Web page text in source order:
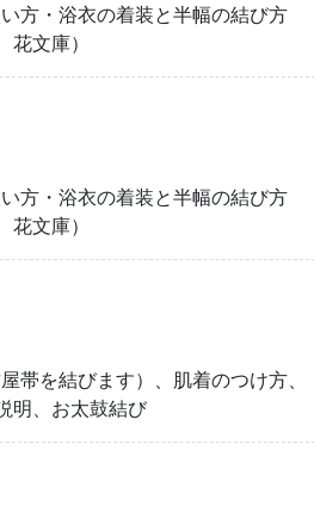
方・浴衣の着装と半幅の結び方
花文庫）
方・浴衣の着装と半幅の結び方
花文庫）
を結びます）、肌着のつけ方、
明、お太鼓結び